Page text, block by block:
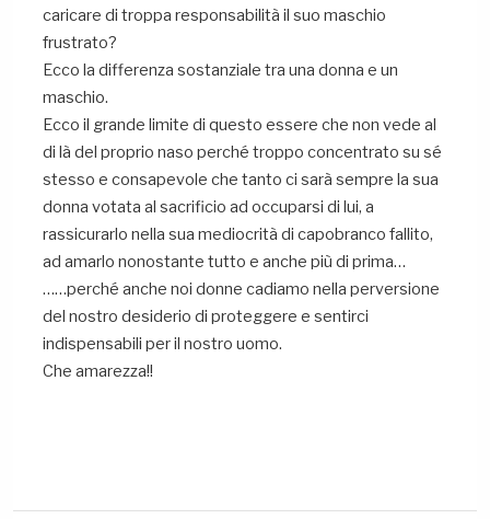
caricare di troppa responsabilità il suo maschio
frustrato?
Ecco la differenza sostanziale tra una donna e un
maschio.
Ecco il grande limite di questo essere che non vede al
di là del proprio naso perché troppo concentrato su sé
stesso e consapevole che tanto ci sarà sempre la sua
donna votata al sacrificio ad occuparsi di lui, a
rassicurarlo nella sua mediocrità di capobranco fallito,
ad amarlo nonostante tutto e anche più di prima…
……perché anche noi donne cadiamo nella perversione
del nostro desiderio di proteggere e sentirci
indispensabili per il nostro uomo.
Che amarezza!!